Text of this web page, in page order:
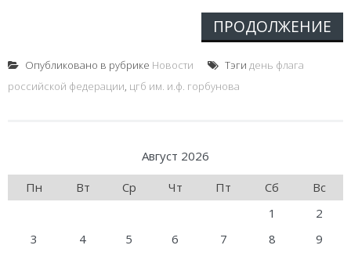
ПРОДОЛЖЕНИЕ
Опубликовано в рубрике Новости Тэги день флага
российской федерации, цгб им. и.ф. горбунова
Август 2026
Пн
Вт Ср Чт Пт Сб
Вс
1
2
3
4 5 6 7 8
9